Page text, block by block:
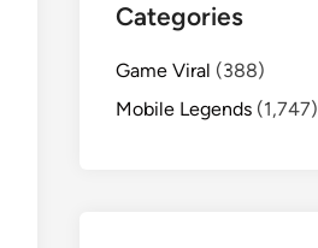
Categories
Game Viral (388)
Mobile Legends (1,747)